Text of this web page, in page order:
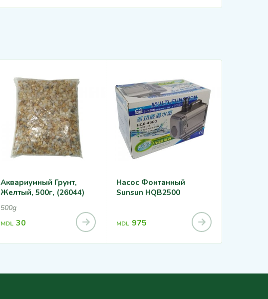
Аквариумный Грунт,
Желтый, 500г, (26044)
500g
MDL 30
Насос Фонтанный
Sunsun HQB2500
MDL 975